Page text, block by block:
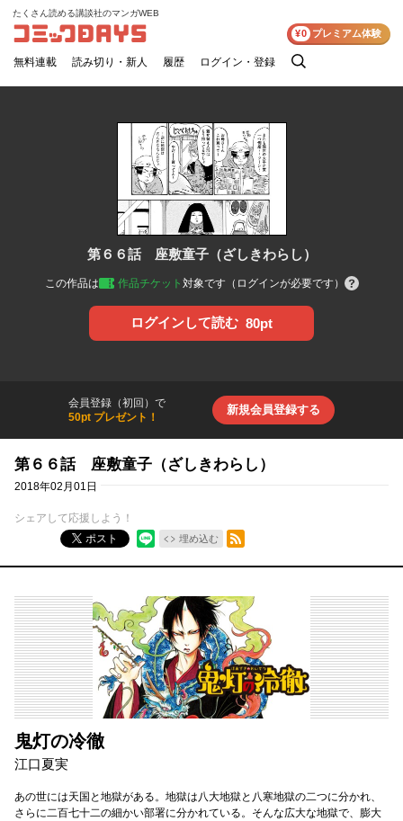
コミックDAYS
たくさん読める講談社のマンガWEB
無料連載 読み切り・新人 履歴 ログイン・登録
検
¥0 プレミアム体験
第６６話 座敷童子（ざしきわらし）
この作品は 作品チケット 対象です（ログインが必要です）
ログインして読む 80pt
会員登録（初回）で
50pt プレゼント！
新規会員登録する
第６６話 座敷童子（ざしきわらし）
2018年02月01日
シェアして応援しよう！
ポスト
埋め込む
RSSフィード
鬼灯の冷徹
江口夏実
あの世には天国と地獄がある。地獄は八大地獄と八寒地獄の二つに分かれ、
さらに二百七十二の細かい部署に分かれている。そんな広大な地獄で、膨大